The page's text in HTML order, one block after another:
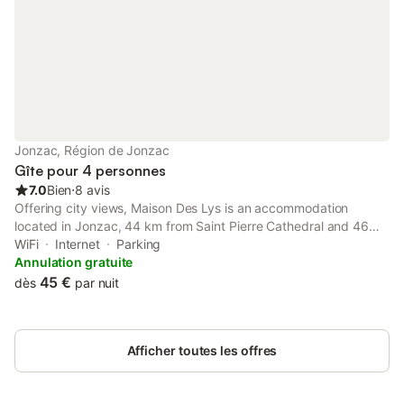
Jonzac, Région de Jonzac
Gîte pour 4 personnes
7.0Bien⋅8 avis
Offering city views, Maison Des Lys is an accommodation
located in Jonzac, 44 km from Saint Pierre Cathedral and 46
km from Abbaye aux Dames. Both free WiFi and parking on-site
are accessible at the apartment free of charge.
WiFi Internet
Parking
Annulation gratuite
dès 45 € par nuit
Afficher toutes les offres